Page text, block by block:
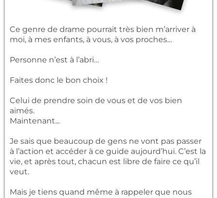
Ce genre de drame pourrait très bien m’arriver à
moi, à mes enfants, à vous, à vos proches…
Personne n’est à l’abri…
Faites donc le bon choix !
Celui de prendre soin de vous et de vos bien
aimés.
Maintenant...
Je sais que beaucoup de gens ne vont pas passer
à l’action et accéder à ce guide aujourd’hui. C’est la
vie, et après tout, chacun est libre de faire ce qu’il
veut.
Mais je tiens quand même à rappeler que nous